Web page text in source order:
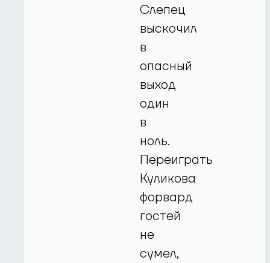
Слепец
выскочил
в
опасный
выход
один
в
ноль.
Переиграть
Куликова
форвард
гостей
не
сумел,